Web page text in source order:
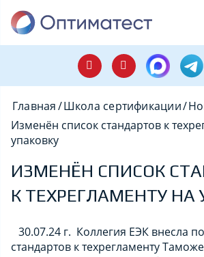
Главная/Школа сертификации/
Изменён список стандартов к
упаковку
ИЗМЕНЁН СПИСОК
К ТЕХРЕГЛАМЕНТУ НА
30.07.24 г. Коллегия ЕЭК внесла
стандартов к техрегламенту